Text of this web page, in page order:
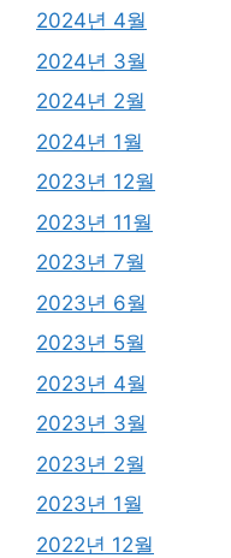
2024년 4월
2024년 3월
2024년 2월
2024년 1월
2023년 12월
2023년 11월
2023년 7월
2023년 6월
2023년 5월
2023년 4월
2023년 3월
2023년 2월
2023년 1월
2022년 12월